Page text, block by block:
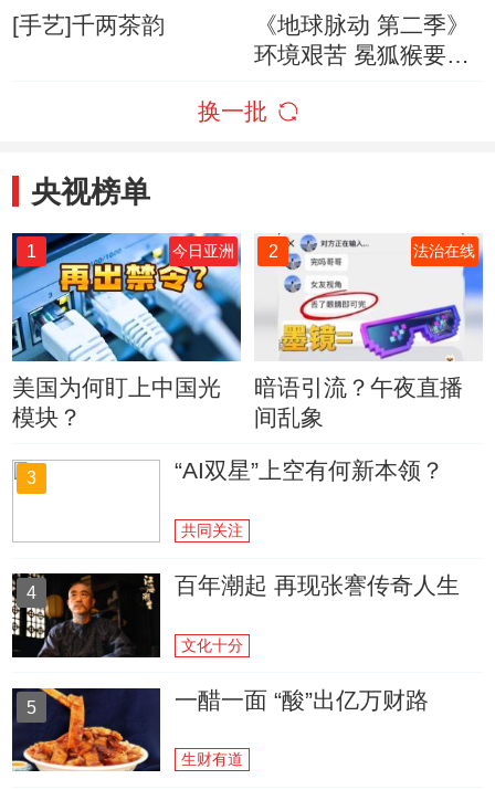
[手艺]千两茶韵
《地球脉动 第二季》
环境艰苦 冕狐猴要掌
换一批
央视榜单
1 今日亚洲
美国为何盯上中国光
模块？
2 法治在线
暗语引流？午夜直播
间乱象
3 “AI双星”上空有何新本领？
共同关注
4 百年潮起 再现张謇传奇人生
文化十分
5 一醋一面 “酸”出亿万财路
生财有道